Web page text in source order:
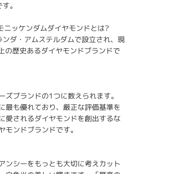
。
ッケンダムダイヤモンドとは?
ダ・アムステルダムで設立され、現
の歴史あるダイヤモンドブランドで
ブランドの1つに数えられます。
最も優れており、厳正な評価基準を
愛されるダイヤモンドを創出するな
ンドブランドです。
ンシーをもっとも大切に考えカット